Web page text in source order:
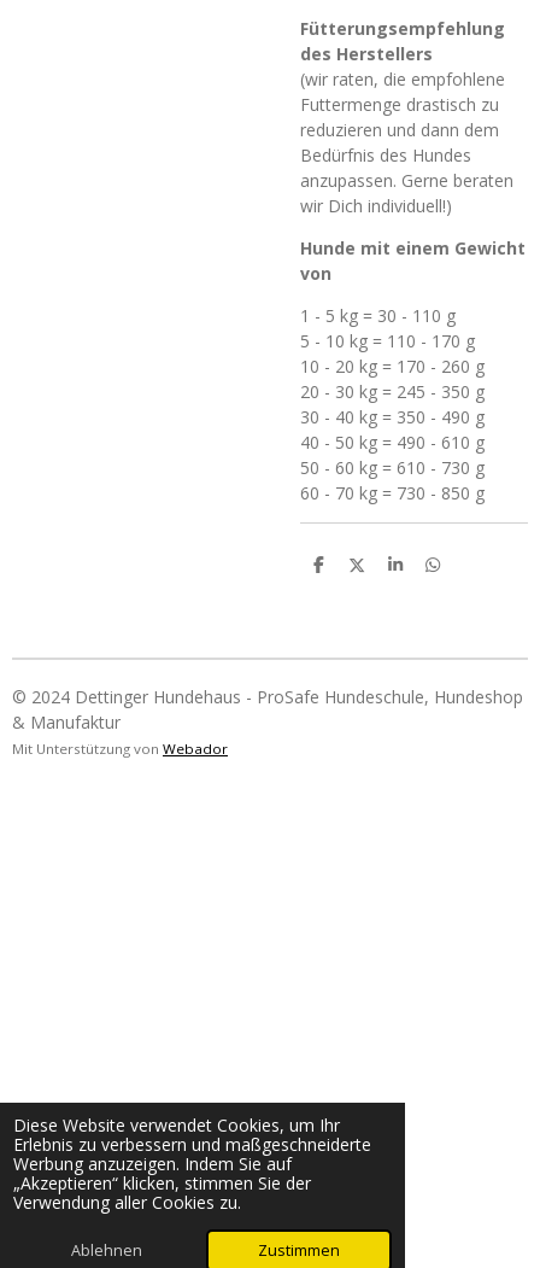
Diese Website verwendet Cookies, um Ihr
Erlebnis zu verbessern und maßgeschneiderte
Werbung anzuzeigen. Indem Sie auf
„Akzeptieren“ klicken, stimmen Sie der
Verwendung aller Cookies zu.
Ablehnen Zustimmen
Fütterungsempfehlung
des Herstellers
(wir raten, die empfohlene
Futtermenge drastisch zu
reduzieren und dann dem
Bedürfnis des Hundes
anzupassen. Gerne beraten
wir Dich individuell!)
Hunde mit einem Gewicht
von
1 - 5 kg = 30 - 110 g
5 - 10 kg = 110 - 170 g
10 - 20 kg = 170 - 260 g
20 - 30 kg = 245 - 350 g
30 - 40 kg = 350 - 490 g
40 - 50 kg = 490 - 610 g
50 - 60 kg = 610 - 730 g
60 - 70 kg = 730 - 850 g
T
n
T
n
T
n
T
n
© 2024 Dettinger Hundehaus - ProSafe Hundeschule, Hundeshop
& Manufaktur
Mit Unterstützung von Webador